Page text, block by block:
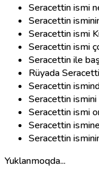
Seracettin ismi
Seracettin
Seracettin ismi
Seracettin ismi
Seracettin ile
Rüyada
Seracettin
Seracettin ismini
Seracettin ismi
Seracettin
Seracettin
Yuklanmoqda...